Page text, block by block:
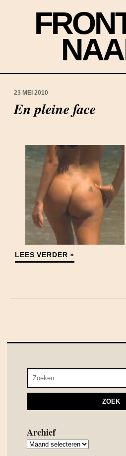
23 MEI 2010
En pleine face
LEES VERDER »
Archief
Archief